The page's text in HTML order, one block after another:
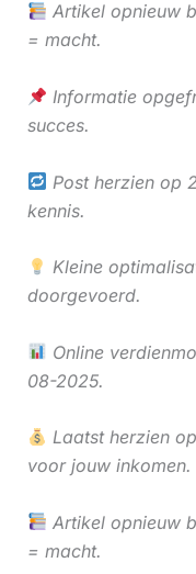
Artikel opnieuw
= macht.
Informatie
succes.
Post herzien op
kennis.
Kleine
doorgevoerd.
Online
08-2025.
Laatst herzien
voor jouw inkomen.
Artikel opnieuw
= macht.